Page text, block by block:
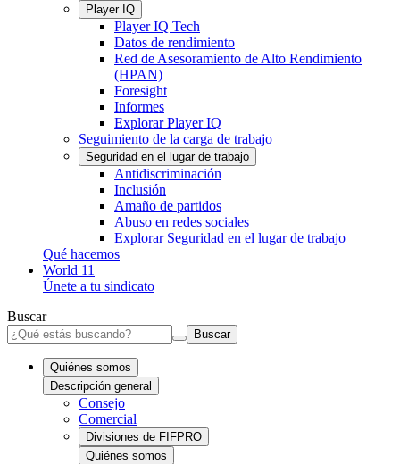
Player IQ
Player IQ Tech
Datos de rendimiento
Red de Asesoramiento de Alto Rendimiento
(HPAN)
Foresight
Informes
Explorar Player IQ
Seguimiento de la carga de trabajo
Seguridad en el lugar de trabajo
Antidiscriminación
Inclusión
Amaño de partidos
Abuso en redes sociales
Explorar Seguridad en el lugar de trabajo
Qué hacemos
World 11
Únete a tu sindicato
Buscar
Buscar
Quiénes somos
Descripción general
Consejo
Comercial
Divisiones de FIFPRO
Quiénes somos